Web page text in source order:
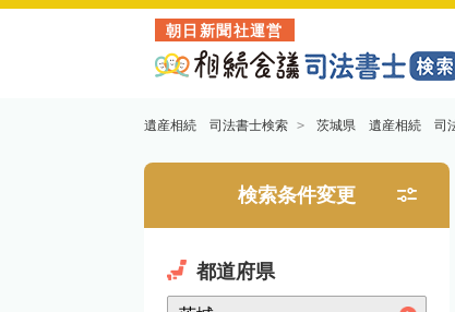
朝日新聞社運営
遺産相続 司法書士検索 茨城県 遺産相続 司
検索条件変更
都道府県